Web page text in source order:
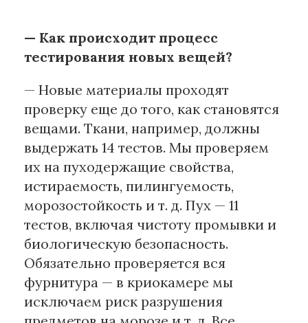
— Как происходит процесс
тестирования новых вещей?
— Новые материалы проходят
проверку еще до того, как становятся
вещами. Ткани, например, должны
выдержать 14 тестов. Мы проверяем
их на пуходержащие свойства,
истираемость, пилингуемость,
морозостойкость и т. д. Пух — 11
тестов, включая чистоту промывки и
биологическую безопасность.
Обязательно проверяется вся
фурнитура — в криокамере мы
исключаем риск разрушения